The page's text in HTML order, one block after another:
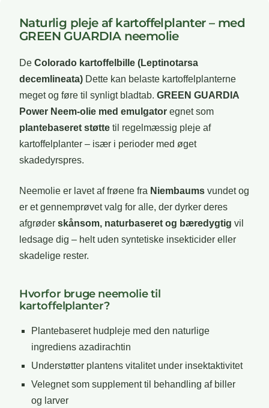
Naturlig pleje af kartoffelplanter – med
GREEN GUARDIA neemolie
De Colorado kartoffelbille (Leptinotarsa
decemlineata) Dette kan belaste kartoffelplanterne
meget og føre til synligt bladtab. GREEN GUARDIA
Power Neem-olie med emulgator egnet som
plantebaseret støtte til regelmæssig pleje af
kartoffelplanter – især i perioder med øget
skadedyrspres.
Neemolie er lavet af frøene fra Niembaums vundet og
er et gennemprøvet valg for alle, der dyrker deres
afgrøder skånsom, naturbaseret og bæredygtig vil
ledsage dig – helt uden syntetiske insekticider eller
skadelige rester.
Hvorfor bruge neemolie til
kartoffelplanter?
Plantebaseret hudpleje med den naturlige
ingrediens azadirachtin
Understøtter plantens vitalitet under insektaktivitet
Velegnet som supplement til behandling af biller
og larver